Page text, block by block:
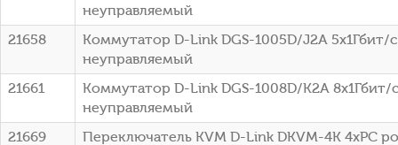
неуправляемый
21658
Коммутатор D-Link DGS-1005D/J2A 5x1Гбит/с
неуправляемый
21661
Коммутатор D-Link DGS-1008D/K2A 8x1Гбит/с
неуправляемый
21669
Переключатель KVM D-Link DKVM-4K 4xPC